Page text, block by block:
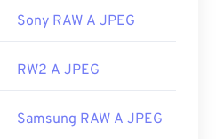
Sony RAW A JPEG
RW2 A JPEG
Samsung RAW A JPEG